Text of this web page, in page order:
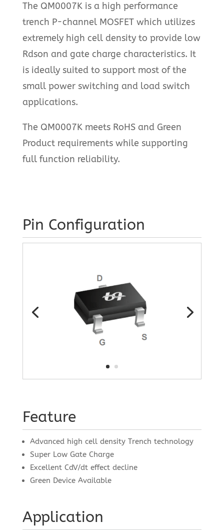
The QM0007K is a high performance
trench P-channel MOSFET which utilizes
extremely high cell density to provide low
Rdson and gate charge characteristics. It
is ideally suited to support most of the
small power switching and load switch
applications.
The QM0007K meets RoHS and Green
Product requirements while supporting
full function reliability.
Pin Configuration
Feature
Advanced high cell density Trench technology
Super Low Gate Charge
Excellent CdV/dt effect decline
Green Device Available
Application